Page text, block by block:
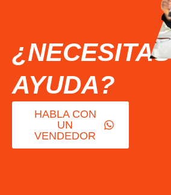
¿NECESITAS
AYUDA?
HABLA CON
UN
VENDEDOR